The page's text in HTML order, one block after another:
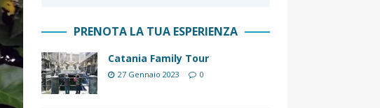
PRENOTA LA TUA ESPERIENZA
Catania Family Tour
27 Gennaio 2023 0